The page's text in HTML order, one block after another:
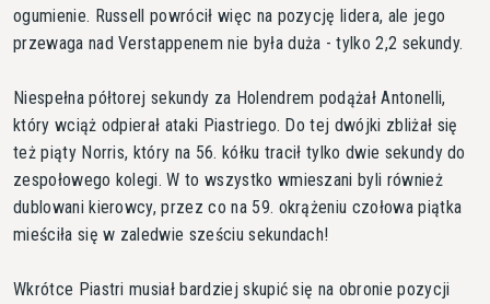
ogumienie. Russell powrócił więc na pozycję lidera, ale jego
przewaga nad Verstappenem nie była duża - tylko 2,2 sekundy.
Niespełna półtorej sekundy za Holendrem podążał Antonelli,
który wciąż odpierał ataki Piastriego. Do tej dwójki zbliżał się
też piąty Norris, który na 56. kółku tracił tylko dwie sekundy do
zespołowego kolegi. W to wszystko wmieszani byli również
dublowani kierowcy, przez co na 59. okrążeniu czołowa piątka
mieściła się w zaledwie sześciu sekundach!
Wkrótce Piastri musiał bardziej skupić się na obronie pozycji